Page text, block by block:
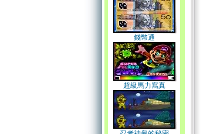
錢幣通
超級馬力寫真